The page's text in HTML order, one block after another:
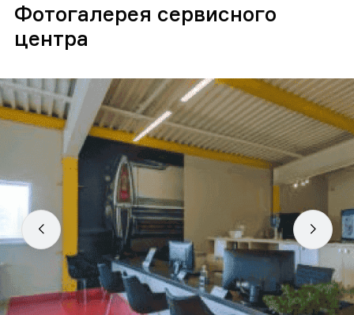
Фотогалерея сервисного
центра